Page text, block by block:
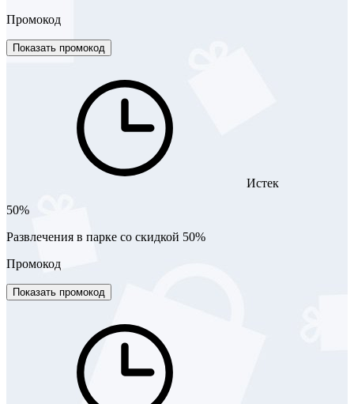
Промокод
Показать промокод
Истек
50%
Развлечения в парке со скидкой 50%
Промокод
Показать промокод